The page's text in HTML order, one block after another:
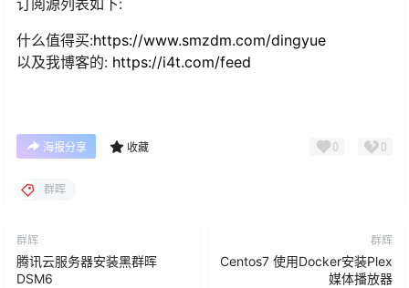
订阅源列表如下:
什么值得买:https://www.smzdm.com/dingyue
以及我博客的: https://i4t.com/feed
海报分享 收藏 0 0
群晖
群辉
腾讯云服务器安装黑群晖
DSM6
群辉
Centos7 使用Docker安装Plex
媒体播放器